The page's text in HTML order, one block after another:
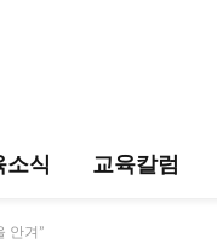
소식 교육칼럼
안겨”